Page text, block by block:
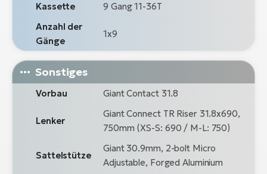
Kassette
9 Gang 11-36T
Anzahl der
Gänge
1x9
Sonstiges
Vorbau Giant Contact 31.8
Lenker
Giant Connect TR Riser 31.8x690,
750mm (XS-S: 690 / M-L: 750)
Sattelstütze
Giant 30.9mm, 2-bolt Micro
Adjustable, Forged Aluminium